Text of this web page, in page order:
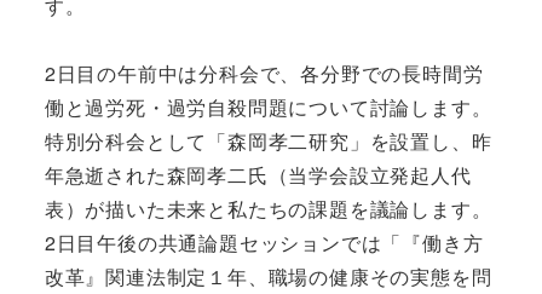
2日目の午前中は分科会で、各分野での長時間労
働と過労死・過労自殺問題について討論します。
特別分科会として「森岡孝二研究」を設置し、昨
年急逝された森岡孝二氏（当学会設立発起人代
表）が描いた未来と私たちの課題を議論します。
2日目午後の共通論題セッションでは「『働き方
改革』関連法制定１年、職場の健康その実態を問